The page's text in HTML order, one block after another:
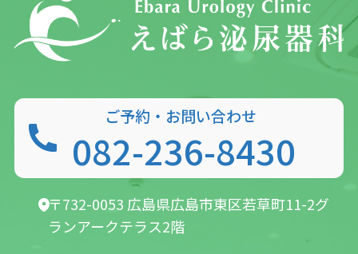
ご予約・お問い合わせ
082-236-8430
〒732-0053 広島県広島市東区若草町11-2グ
ランアークテラス2階